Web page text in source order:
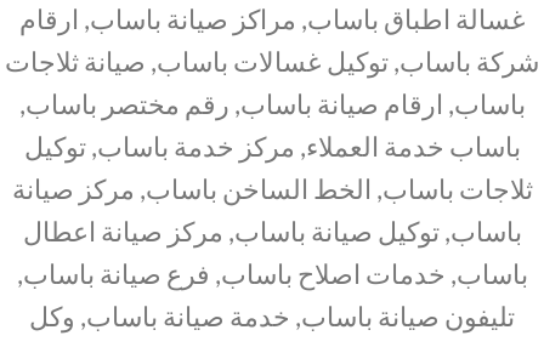
غسالة اطباق باساب, مراكز صيانة باساب, ارقام
شركة باساب, توكيل غسالات باساب, صيانة ثلاجات
باساب, ارقام صيانة باساب, رقم مختصر باساب,
باساب خدمة العملاء, مركز خدمة باساب, توكيل
ثلاجات باساب, الخط الساخن باساب, مركز صيانة
باساب, توكيل صيانة باساب, مركز صيانة اعطال
باساب, خدمات اصلاح باساب, فرع صيانة باساب,
تليفون صيانة باساب, خدمة صيانة باساب, وكل